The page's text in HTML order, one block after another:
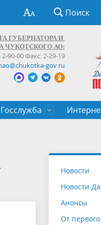
Поиск
ГУБЕРНАТОРА И
ЧУКОТСКОГО АО:
2-90-00 Факс: 2-29-19
gov.ru
Госслужба
служащихНовости
Новости
Анонсы
От